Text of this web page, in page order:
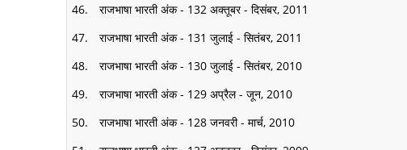
राजभाषा भारती अंक - 132 अक्तूबर - दिसंबर, 2011
राजभाषा भारती अंक - 131 जुलाई - सितंबर, 2011
राजभाषा भारती अंक - 130 जुलाई - सितंबर, 2010
राजभाषा भारती अंक - 129 अप्रैल - जून, 2010
राजभाषा भारती अंक - 128 जनवरी - मार्च, 2010